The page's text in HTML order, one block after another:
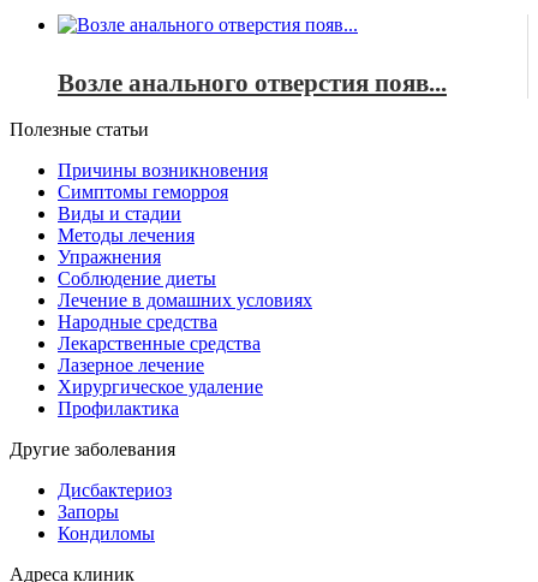
Возле анального отверстия появ...
Полезные статьи
Причины возникновения
Симптомы геморроя
Виды и стадии
Методы лечения
Упражнения
Соблюдение диеты
Лечение в домашних условиях
Народные средства
Лекарственные средства
Лазерное лечение
Хирургическое удаление
Профилактика
Другие заболевания
Дисбактериоз
Запоры
Кондиломы
Адреса клиник